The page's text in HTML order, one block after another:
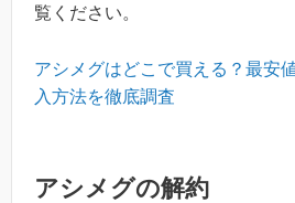
覧ください。
アシメグはどこで買える？最安
入方法を徹底調査
アシメグの解約